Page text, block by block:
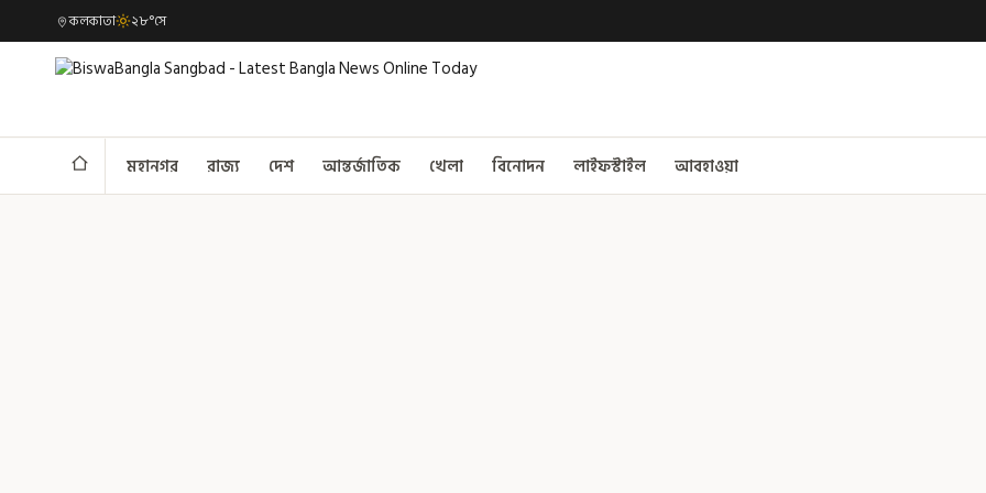
কলকাতা ২৮°সে
মহানগর রাজ্য দেশ আন্তর্জাতিক খেলা বিনোদন লাইফস্টাইল আবহাওয়া